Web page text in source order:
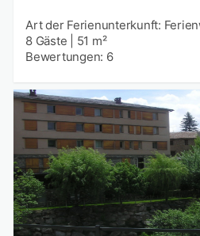
Art der Ferienunterkunft:
8 Gäste
51 m²
Bewertungen: 6